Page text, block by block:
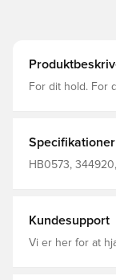
For dit hold. For
AEROREADY
fokuseret på at
af 100 %
Specifikationer
HB0573,
Kundesupport
Vi er her for at